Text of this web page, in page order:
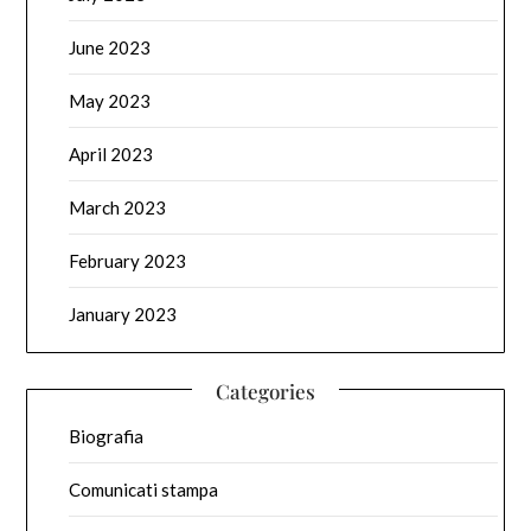
June 2023
May 2023
April 2023
March 2023
February 2023
January 2023
Categories
Biografia
Comunicati stampa